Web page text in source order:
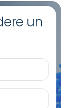
un